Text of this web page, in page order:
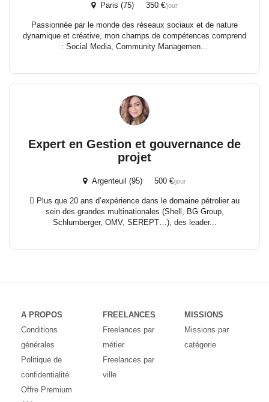
Paris (75) 350 €/jour
Passionnée par le monde des réseaux sociaux et de nature
dynamique et créative, mon champs de compétences comprend
: Social Media, Community Managemen...
Expert en Gestion et gouvernance de
projet
Argenteuil (95) 500 €/jour
 Plus que 20 ans d’expérience dans le domaine pétrolier au
sein des grandes multinationales (Shell, BG Group,
Schlumberger, OMV, SEREPT…), des leader...
A PROPOS
Conditions
générales
Politique de
confidentialité
Offre Premium
FREELANCES
Freelances par
métier
Freelances par
ville
MISSIONS
Missions par
catégorie